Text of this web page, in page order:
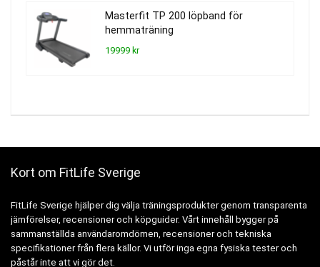
Masterfit TP 200 löpband för
hemmaträning
19999 kr
Kort om FitLife Sverige
FitLife Sverige hjälper dig välja träningsprodukter genom transparenta
jämförelser, recensioner och köpguider. Vårt innehåll bygger på
sammanställda användaromdömen, recensioner och tekniska
specifikationer från flera källor. Vi utför inga egna fysiska tester och
påstår inte att vi gör det.